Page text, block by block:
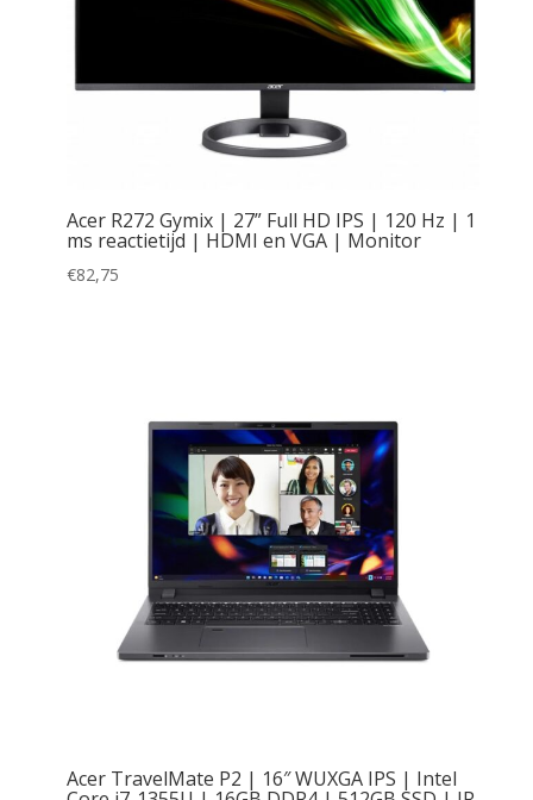
Acer R272 Gymix | 27” Full HD IPS | 120 Hz | 1
ms reactietijd | HDMI en VGA | Monitor
€82,75
Acer TravelMate P2 | 16″ WUXGA IPS | Intel